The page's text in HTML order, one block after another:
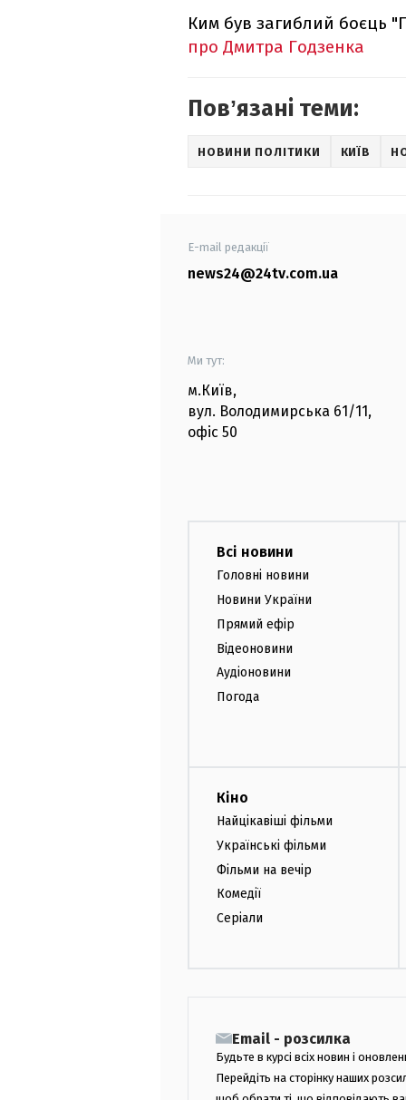
Ким був загиблий боєць
про Дмитра Годзенка
Повʼязані теми:
НОВИНИ ПОЛІТИКИ КИЇВ
E-mail редакції
news24@24tv.com.ua
Ми тут:
м.Київ,
вул. Володимирська 61/11,
офіс 50
Всі новини
Головні новини
Новини України
Прямий ефір
Відеоновини
Аудіоновини
Погода
Кіно
Найцікавіші фільми
Українські фільми
Фільми на вечір
Комедії
Серіали
Email - розсилка
Будьте в курсі всіх новин і
Перейдіть на сторінку наших